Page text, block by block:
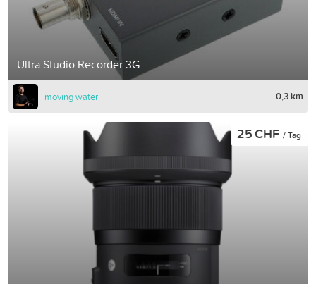
Ultra Studio Recorder 3G
moving water 0,3 km
25 CHF / Tag